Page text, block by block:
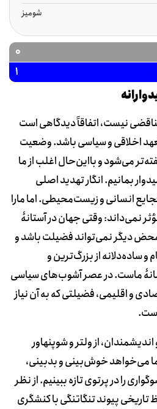
شومیز
0
1
نیست، اتفاقاً‌ دیدگاهی است
اخلاقی و سیاسی باشد. وضعیت
می‌شود و بااین‌حال اغلب از ما
بمانیم. انگار تهدید اصلی
انسانی و زیست‌محیطی. اما مارا
نمی‌داند: وقتی جهان در آستانۀ
دیگر نمی‌تواند فضیلت باشد و
ساده‌دلانه از بزرگ‌ترین و
ماست. در عصر آشوب‌های سیاسی
و اقلیمی، فضیلتی که به آن نیاز
از ولتر و شوپنهاور
ما می‌خواهد خوش‌بینی و بدبینی،
را در پرتوی تازه ببینیم. از نظر
پیوند تنگاتنگی با کنشگری